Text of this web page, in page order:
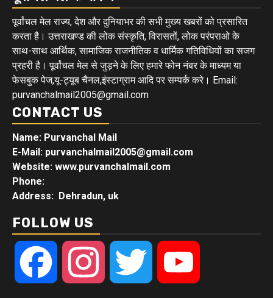
पूर्वांचल मेल राज्य, देश और दुनियाभर की सभी मुख्य खबरों को प्रसारित
करता है। उत्तराखण्ड की लोक संस्कृति, विरासतों, लोक परंपराओ के
साथ-साथ आर्थिक, सामाजिक राजनीतिक व धार्मिक गतिविधियों का सजग
प्रहरी है। पूर्वांचल मेल से जुड़ने के लिए हमारे फोन नंबर के माध्यम या
फेसबुक पेज,यू-ट्यूब चैनल,इंस्टाग्राम आदि पर सम्पर्क करे। Email:
purvanchalmail2005@gmail.com
CONTACT US
Name: Purvanchal Mail
E-Mail: purvanchalmail2005@gmail.com
Website: www.purvanchalmail.com
Phone:
Address: Dehradun, uk
FOLLOW US
Facebook Instagram Twitter